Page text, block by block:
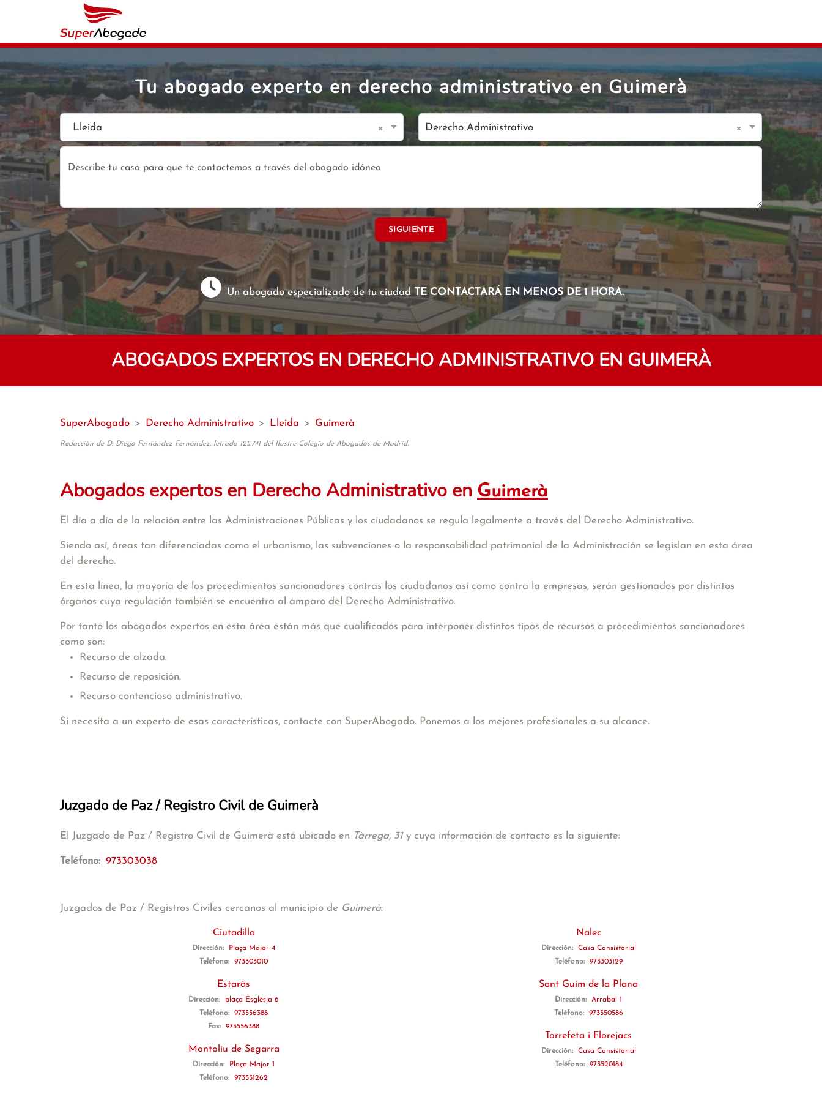
Tu abogado experto en derecho administrativo en Guimerà
Lleida × Derecho Administrativo ×
SIGUIENTE
Un abogado especializado de tu ciudadTE CONTACTARÁ EN MENOS DE 1 HORA.
ABOGADOS EXPERTOS EN DERECHO ADMINISTRATIVO EN GUIMERÀ
SuperAbogado > Derecho Administrativo > Lleida > Guimerà
Redacción de D. Diego Fernández Fernández, letrado 125.741 del Ilustre Colegio de Abogados de Madrid.
Abogados expertos en Derecho Administrativo en Guimerà
El día a día de la relación entre las Administraciones Públicas y los ciudadanos se regula legalmente a través del Derecho Administrativo.
Siendo así, áreas tan diferenciadas como el urbanismo, las subvenciones o la responsabilidad patrimonial de la Administración se legislan en esta área
del derecho.
En esta línea, la mayoría de los procedimientos sancionadores contras los ciudadanos así como contra la empresas, serán gestionados por distintos
órganos cuya regulación también se encuentra al amparo del Derecho Administrativo.
Por tanto los abogados expertos en esta área están más que cualificados para interponer distintos tipos de recursos a procedimientos sancionadores
como son:
Recurso de alzada.
Recurso de reposición.
Recurso contencioso administrativo.
Si necesita a un experto de esas características, contacte con SuperAbogado. Ponemos a los mejores profesionales a su alcance.
Juzgado de Paz / Registro Civil de Guimerà
El Juzgado de Paz / Registro Civil de Guimerà está ubicado en Tàrrega, 31y cuya información de contacto es la siguiente:
Teléfono: 973303038
Juzgados de Paz / Registros Civiles cercanos al municipio de Guimerà:
Ciutadilla
Dirección:
Plaça Major 4
Teléfono:
973303010
Estaràs
Dirección:
plaça Esglèsia 6
Teléfono:
973556388
Fax:
973556388
Montoliu de Segarra
Dirección:
Plaça Major 1
Teléfono:
973531262
Nalec
Dirección:
Casa Consistorial
Teléfono:
973303129
Sant Guim de la Plana
Dirección:
Arrabal 1
Teléfono:
973550586
Torrefeta i Florejacs
Dirección:
Casa Consistorial
Teléfono:
973520184